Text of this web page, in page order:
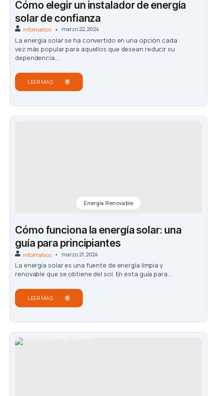
Cómo elegir un instalador de energía
solar de confianza
informatico marzo 22, 2024
La energía solar se ha convertido en una opción cada
vez más popular para aquellos que desean reducir su
dependencia...
LEER MÁS
Energía Renovable
Cómo funciona la energía solar: una
guía para principiantes
informatico marzo 21, 2024
La energía solar es una fuente de energía limpia y
renovable que se obtiene del sol. En esta guía para...
LEER MÁS